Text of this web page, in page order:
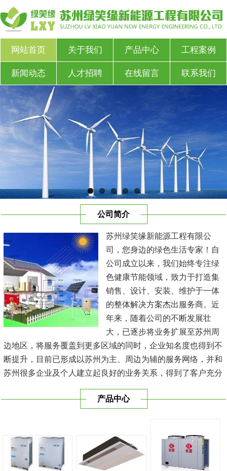
网站首页 关于我们 产品中心 工程案例
新闻动态 人才招聘 在线留言 联系我们
公司简介
苏州绿笑缘新能源工程有限公
司，您身边的绿色生活专家！自
公司成立以来，我们始终专注绿
色健康节能领域，致力于打造集
销售、设计、安装、维护于一体
的整体解决方案杰出服务商。近
年来，随着公司的不断发展壮
大，已逐步将业务扩展至苏州周
边地区，将服务覆盖到更多区域的同时，企业知名度也得到不
断提升，目前已形成以苏州为主、周边为辅的服务网络，并和
苏州很多企业及个人建立起良好的业务关系，得到了客户充分
与时俱进，树立良好的企业形象，以优质的服务、优质的技术
产品中心